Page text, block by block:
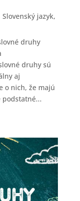
Slovenský jazyk,
druhy
druhy sú
aj
o nich, že majú
podstatné...